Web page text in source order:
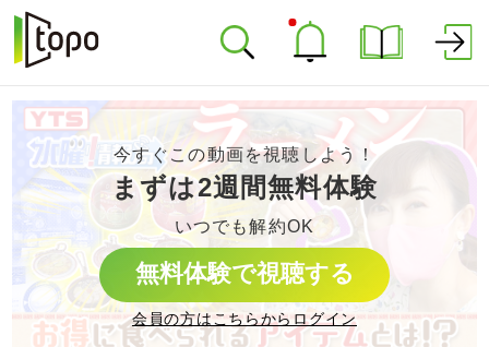
今すぐこの動画を視聴しよう！
まずは2週間無料体験
いつでも解約OK
無料体験で視聴する
会員の方はこちらからログイン